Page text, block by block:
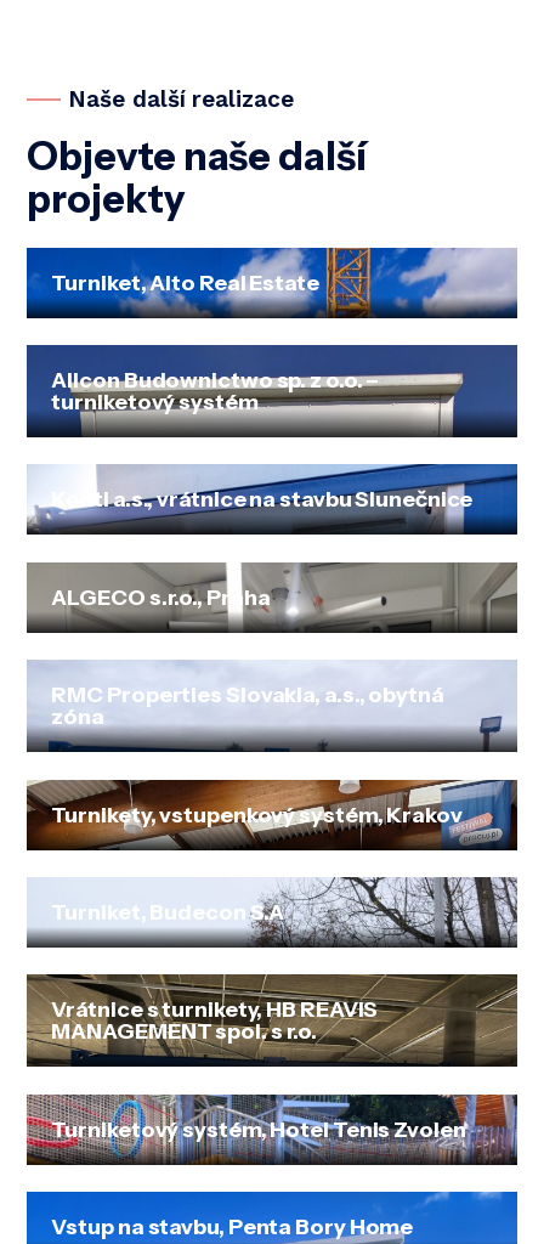
Naše další realizace
Objevte naše další
projekty
Turniket, Alto Real Estate
Allcon Budownictwo sp. z o.o. –
turniketový systém
Konti a.s., vrátnice na stavbu Slunečnice
ALGECO s.r.o., Praha
RMC Properties Slovakia, a.s., obytná
zóna
Turnikety, vstupenkový systém, Krakov
Turniket, Budecon S.A
Vrátnice s turnikety, HB REAVIS
MANAGEMENT spol. s r.o.
Turniketový systém, Hotel Tenis Zvolen
Vstup na stavbu, Penta Bory Home